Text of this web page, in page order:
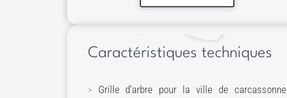
Caractéristiques techniques
Grille d’arbre pour la ville de carcassonne